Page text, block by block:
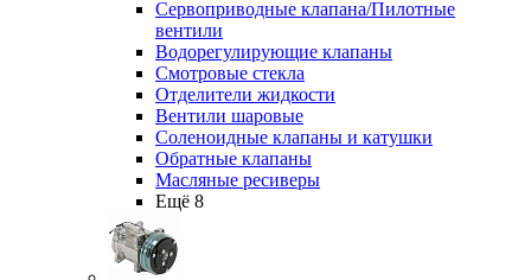
Сервоприводные клапана/Пилотные
вентили
Водорегулирующие клапаны
Смотровые стекла
Отделители жидкости
Вентили шаровые
Соленоидные клапаны и катушки
Обратные клапаны
Масляные ресиверы
Ещё 8